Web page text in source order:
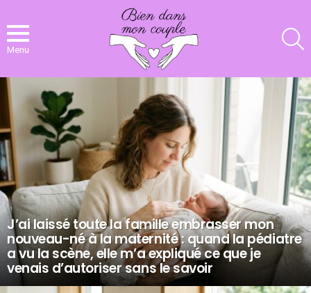
Menu
NOS
DERNIERS
ARTICLES
J’ai laissé toute la famille embrasser mon
nouveau-né à la maternité : quand la pédiatre
a vu la scène, elle m’a expliqué ce que je
venais d’autoriser sans le savoir